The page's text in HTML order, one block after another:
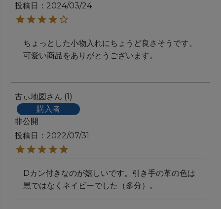
投稿日
2024/03/24
ちょっとした小物入れにちょうど良さそうです。
可愛い商品をありがとうございます。
古ぃ地図
1
購入者
非公開
投稿日
2022/07/31
Dカン付きなのが嬉しいです。引き手の革の色は
黒ではなくネイビーでした（多分）。